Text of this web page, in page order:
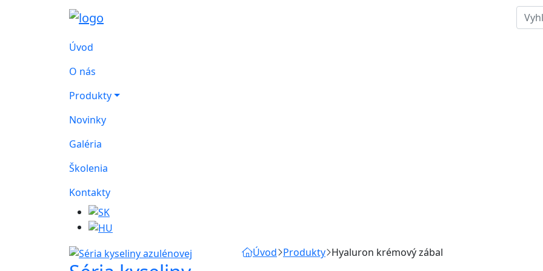
Úvod
O nás
Produkty
Novinky
Galéria
Školenia
Kontakty
Úvod Produkty Hyaluron krémový zábal